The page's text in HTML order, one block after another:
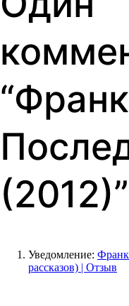
“
(2012)”
Уведомление:
рассказов) | Отзыв